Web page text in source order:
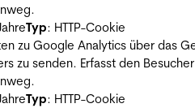
Typ: HTTP-Cookie
zu Google Analytics über das
zu senden. Erfasst den
Typ: HTTP-Cookie